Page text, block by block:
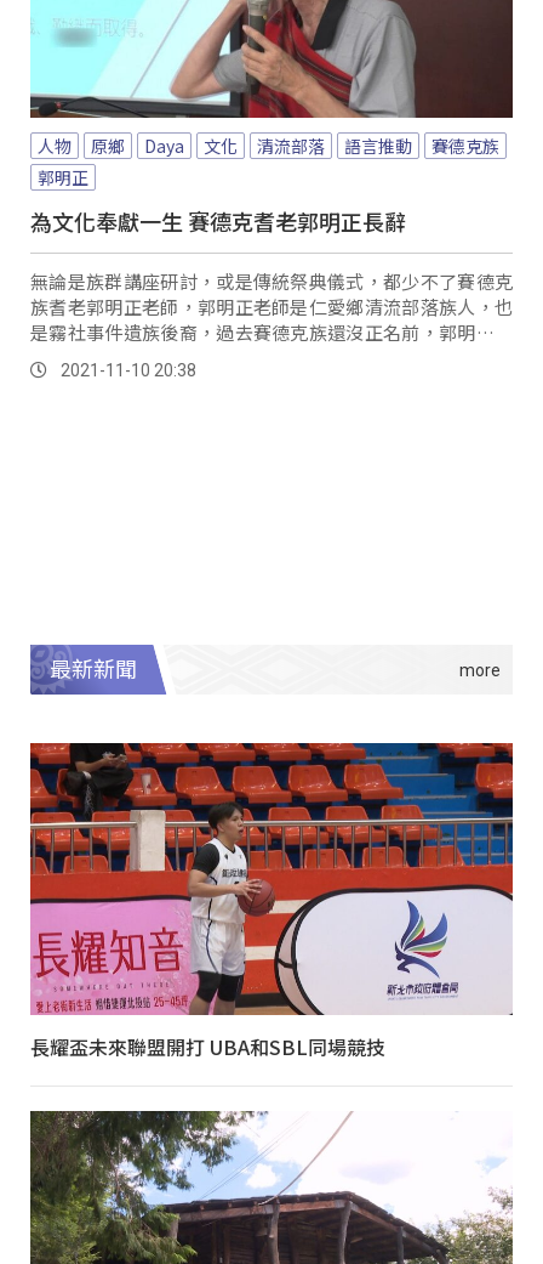
人物 原鄉 Daya 文化 清流部落 語言推動
賽德克族
郭明正
為文化奉獻一生 賽德克耆老郭明正長辭
無論是族群講座研討，或是傳統祭典儀式，都少不了賽德克
族耆老郭明正老師，郭明正老師是仁愛鄉清流部落族人，也
是霧社事件遺族後裔，過去賽德克族還沒正名前，郭明正老
師擔任相當重要的正名運動推手，也長期推動語言扎根工。
2021-11-10 20:38
最新新聞
長耀盃未來聯盟開打 UBA和SBL同場競技